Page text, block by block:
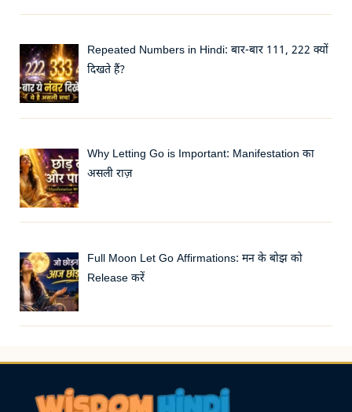
Repeated Numbers in Hindi: बार-बार 111, 222 क्यों
दिखते हैं?
Why Letting Go is Important: Manifestation का
असली राज़
Full Moon Let Go Affirmations: मन के बोझ को
Release करें